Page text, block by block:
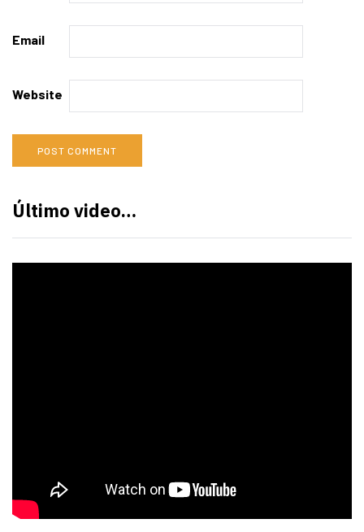
Email
Website
Último video…